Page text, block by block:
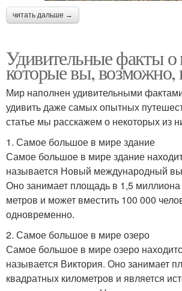
читать дальше →
Удивительные факты о
которые вы, возможно,
Мир наполнен удивительными
удивить даже самых опытных
статье мы расскажем о некоторых из
1. Самое большое в мире здание
Самое большое в мире здание
называется Новый международный
Оно занимает площадь в 1,5
метров и может вместить 100 000
одновременно.
2. Самое большое в мире озеро
Самое большое в мире озеро
называется Виктория. Оно занимает
квадратных километров и является